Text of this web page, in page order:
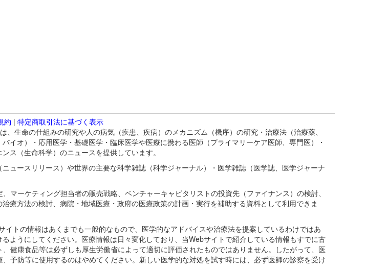
約 | 特定商取引法に基づく表示
生命の仕組みの研究や人の病気（疾患、疾病）のメカニズム（機序）の研究・治療法（治療薬、
イオ）・応用医学・基礎医学・臨床医学や医療に携わる医師（プライマリーケア医師、専門医）・
ス（生命科学）のニュースを提供しています。
ュースリリース）や世界の主要な科学雑誌（科学ジャーナル）・医学雑誌（医学誌、医学ジャーナ
マーケティング担当者の販売戦略、ベンチャーキャピタリストの投資先（ファイナンス）の検討、
療方法の検討、病院・地域医療・政府の医療政策の計画・実行を補助する資料として利用できま
トの情報はあくまでも一般的なもので、医学的なアドバイスや治療法を提案しているわけではあ
ようにしてください。医療情報は日々変化しており、当Webサイトで紹介している情報もすでに古
健康食品等は必ずしも厚生労働省によって適切に評価されたものではありません。したがって、医
予防等に使用するのはやめてください。新しい医学的な対処を試す時には、必ず医師の診察を受け